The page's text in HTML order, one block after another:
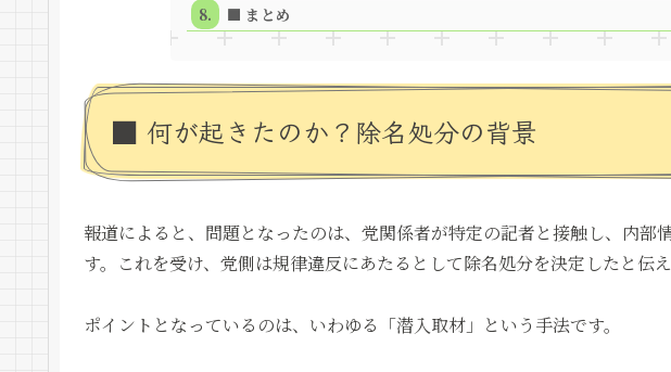
■ まとめ
■ 何が起きたのか？除名処分の背景
報道によると、問題となったのは、党関係者が特定の記者と接触し、内部
す。これを受け、党側は規律違反にあたるとして除名処分を決定したと伝え
ポイントとなっているのは、いわゆる「潜入取材」という手法です。